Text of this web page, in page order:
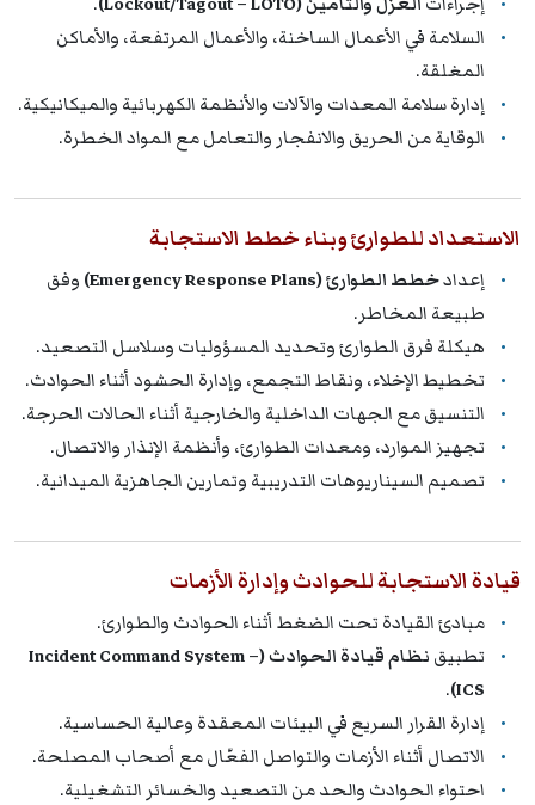
السلامة في الأعمال الساخنة، والأعمال المرتفعة، والأماكن
المغلقة.
إدارة سلامة المعدات والآلات والأنظمة الكهربائية والميكانيكية.
الوقاية من الحريق والانفجار والتعامل مع المواد الخطرة.
الاستعداد للطوارئ وبناء خطط الاستجابة
إعدادخطط الطوارئ (Emergency Response Plans)
وفق
طبيعة المخاطر.
هيكلة فرق الطوارئ وتحديد المسؤوليات وسلاسل التصعيد.
تخطيط الإخلاء، ونقاط التجمع، وإدارة الحشود أثناء الحوادث.
التنسيق مع الجهات الداخلية والخارجية أثناء الحالات الحرجة.
تجهيز الموارد، ومعدات الطوارئ، وأنظمة الإنذار والاتصال.
تصميم السيناريوهات التدريبية وتمارين الجاهزية الميدانية.
قيادة الاستجابة للحوادث وإدارة الأزمات
مبادئ القيادة تحت الضغط أثناء الحوادث والطوارئ.
تطبيق
نظام قيادة الحوادث (Incident Command System –
ICS)
.
إدارة القرار السريع في البيئات المعقدة وعالية الحساسية.
الاتصال أثناء الأزمات والتواصل الفعّال مع أصحاب المصلحة.
احتواء الحوادث والحد من التصعيد والخسائر التشغيلية.